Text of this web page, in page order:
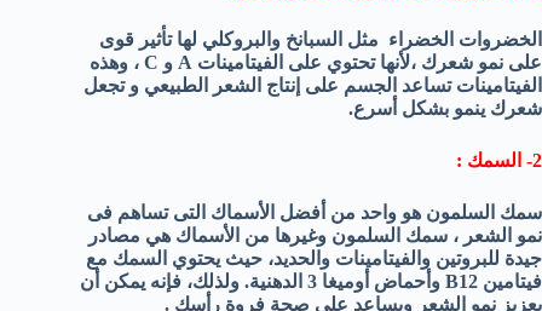
الخضروات الخضراء مثل السبانخ والبروكلي لها تأثير قوى
على نمو شعرك ،لأنها تحتوي على الفيتامينات A و C ، وهذه
الفيتامينات تساعد الجسم على إنتاج الشعر الطبيعي و تجعل
شعرك ينمو بشكل أسرع.
2- السمك :
سمك السلمون هو واحد من أفضل الأسماك التى تساهم فى
نمو الشعر ، سمك السلمون وغيرها من الأسماك هي مصادر
جيدة للبروتين والفيتامينات و الحديد، حيث يحتوي السمك مع
فيتامين B12 و أحماض أوميغا 3 الدهنية. ولذلك، فإنه يمكن أن
يعزيز نمو الشعر ويساعد على صحة فروة رأسك .